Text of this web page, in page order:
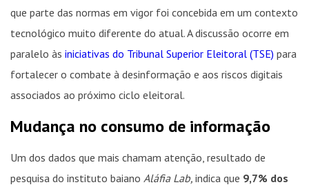
que parte das normas em vigor foi concebida em um contexto
tecnológico muito diferente do atual. A discussão ocorre em
paralelo às iniciativas do Tribunal Superior Eleitoral (TSE) para
fortalecer o combate à desinformação e aos riscos digitais
associados ao próximo ciclo eleitoral.
Mudança no consumo de informação
Um dos dados que mais chamam atenção, resultado de
pesquisa do instituto baiano Aláfia Lab, indica que 9,7% dos